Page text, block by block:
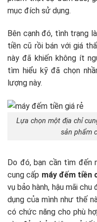
mục đích sử dụng.
Bên cạnh đó, tình trạng
tiền cũ rồi bán với giá
này đã khiến không ít
tìm hiểu kỹ đã chọn
lượng này.
Lựa chọn một địa chỉ
sản phẩm
Do đó, bạn cần tìm
cung cấp máy đếm tiền
vụ bảo hành, hậu mãi
dụng của mình như thế
có chức năng cho phù